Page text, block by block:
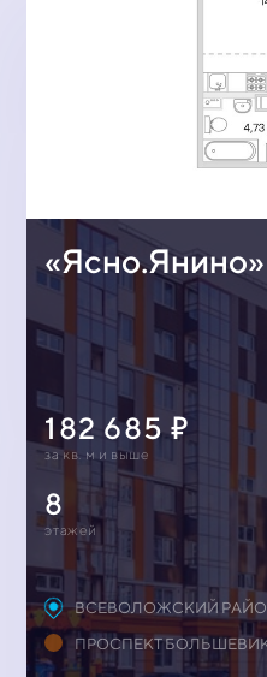
«Ясно.Янино»
182 685
за кв. м и выше
8
этажей
ВСЕВОЛОЖСКИЙ
ПРОСПЕКТ